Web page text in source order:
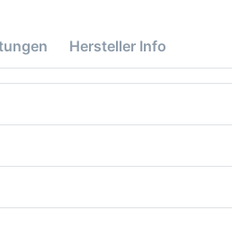
Hersteller Info